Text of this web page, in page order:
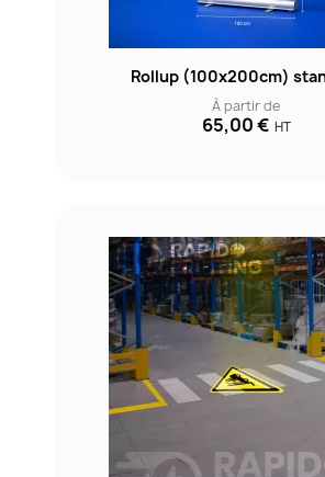
Rollup (100x200cm)
À partir de
65,00 € HT